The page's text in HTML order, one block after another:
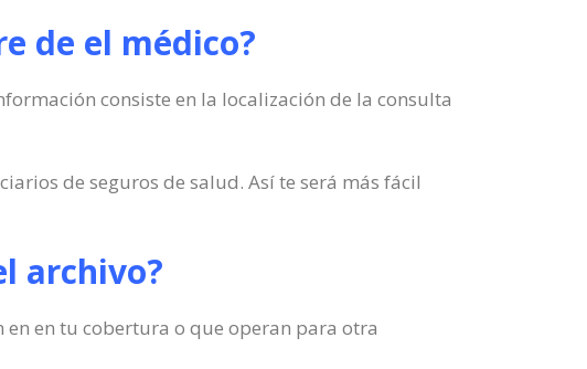
de el médico?
consiste en la localización de la consulta
de seguros de salud. Así te será más fácil
archivo?
en en tu cobertura o que operan para otra